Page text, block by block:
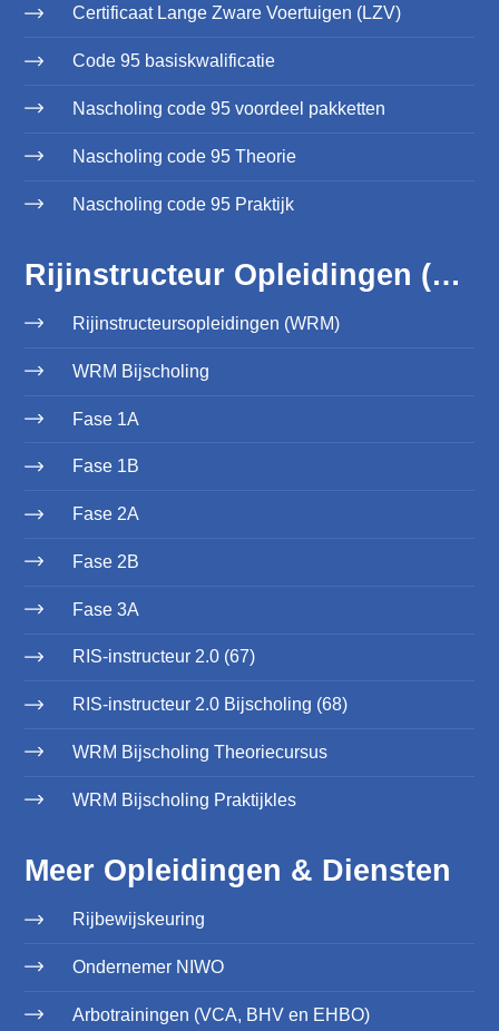
Certificaat Lange Zware Voertuigen (LZV)
Code 95 basiskwalificatie
Nascholing code 95 voordeel pakketten
Nascholing code 95 Theorie
Nascholing code 95 Praktijk
Rijinstructeur Opleidingen (WRM)
Rijinstructeursopleidingen (WRM)
WRM Bijscholing
Fase 1A
Fase 1B
Fase 2A
Fase 2B
Fase 3A
RIS-instructeur 2.0 (67)
RIS-instructeur 2.0 Bijscholing (68)
WRM Bijscholing Theoriecursus
WRM Bijscholing Praktijkles
Meer Opleidingen & Diensten
Rijbewijskeuring
Ondernemer NIWO
Arbotrainingen (VCA, BHV en EHBO)